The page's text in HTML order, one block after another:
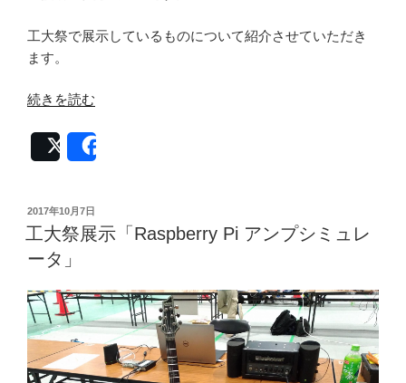
工大祭で展示しているものについて紹介させていただき
ます。
“工
展
「変
声
機」”
続きを読む
Post
投
稿
日:
2017年10月7日
工大祭展示「Raspberry Pi アンプシミュレ
ータ」